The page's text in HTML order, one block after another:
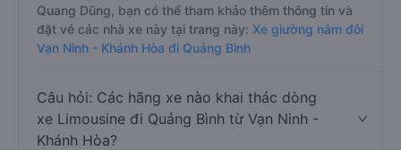
Quang Dũng, bạn có thể tham khảo thêm thông tin và
đặt vé các nhà xe này tại trang này: Xe giường nằm đôi
Vạn Ninh - Khánh Hòa đi Quảng Bình
Câu hỏi: Các hãng xe nào khai thác dòng
xe Limousine đi Quảng Bình từ Vạn Ninh -
Khánh Hòa?